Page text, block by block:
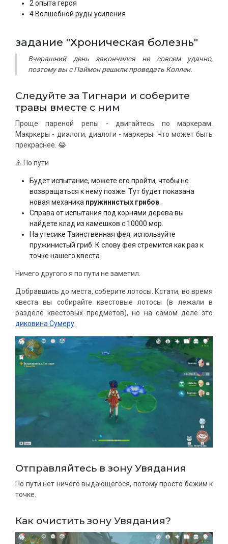
2 опыта героя
4 Волшебной руды усиления
задание "Хроническая болезнь"
Вчерашний день закончился не совсем удачно,
поэтому вы с Паймон решили проведать Коллеи.
Следуйте за Тигнари и соберите
травы вместе с ним
Проще пареной репы - двигайтесь по маркерам.
Макркеры - диалоги, диалоги - маркеры. Что может быть
прекраснее. 😂
⚠️ По пути
Будет испытание, можете его пройти, чтобы не
возвращаться к нему позже. Тут будет показана
новая механика пружинистых грибов
Справа от испытания под корнями дерева вы
найдете клад из камешков с 10000 мор.
На утесике Таинственная фея, используйте
пружинистый гриб. К слову фея стремится как раз к
точке нашего квеста.
Ничего другого я по пути не заметил.
Добравшись до места, соберите лотосы. Кстати, во время
квеста вы собирайте квестовые лотосы (в лежали в
разделе квестовых предметов), но на самом деле это
диковина Сумеру
Отправляйтесь в зону Увядания
По пути нет ничего выдающегося, потому просто бежим к
точке.
Как очистить зону Увядания?